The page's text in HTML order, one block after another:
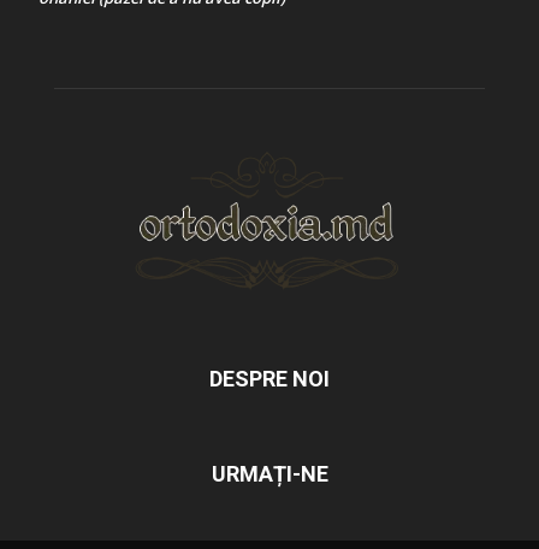
DESPRE NOI
URMAȚI-NE